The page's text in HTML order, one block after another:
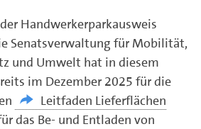
Handwerkerparkausweis
Senatsverwaltung für Mobilität,
und Umwelt hat in diesem
im Dezember 2025 für die
Leitfaden Lieferflächen
das Be- und Entladen von